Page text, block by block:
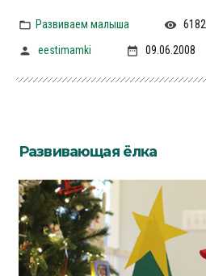
Развиваем малыша 6182
eestimamki 09.06.2008
Развивающая ёлка